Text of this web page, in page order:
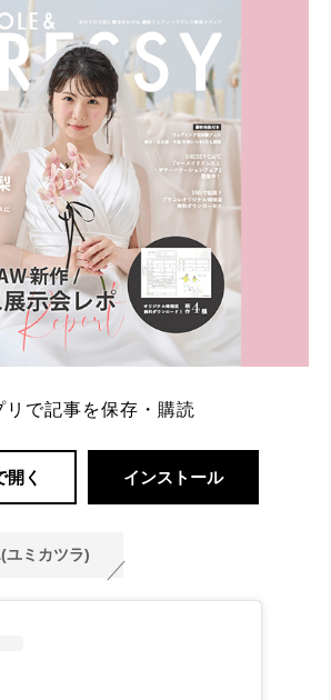
：特典金額・条件・応募方法・注意点 「どこが
得？」「プラコレの特典は？」といった疑問も
します。 まずは診断で候補を絞れる「ウェディ
ング診断」か、体験型 […]
続きを読む
リで記事を保存・購読
開く インストール
ユミカツラ)